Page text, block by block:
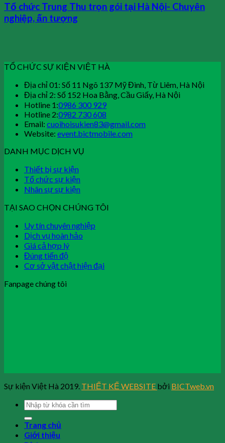
Tổ chức Trung Thu trọn gói tại Hà Nội- Chuyên
nghiệp, ấn tượng
TỔ CHỨC SỰ KIỆN VIỆT HÀ
Địa chỉ 01: Số 11 Ngõ 137 Mỹ Đình, Từ Liêm, Hà Nội
Địa chỉ 2: Số 152 Hoa Bằng, Cầu Giấy, Hà Nội
Hotline 1:0986 300 929
Hotline 2:0982 730 608
Email: cuoihoisukien83@gmail.com
Website: event.bictmobile.com
DANH MỤC DỊCH VỤ
Thiết bị sự kiện
Tổ chức sự kiện
Nhân sự sự kiện
TẠI SAO CHỌN CHÚNG TÔI
Uy tín chuyên nghiệp
Dịch vụ hoàn hảo
Giá cả hợp lý
Đúng tiến độ
Cơ sở vật chật hiện đại
Fanpage chúng tôi
Sự kiện Việt Hà 2019. THIẾT KẾ WEBSITE bởi BICTweb.vn
Trang chủ
Giới thiệu